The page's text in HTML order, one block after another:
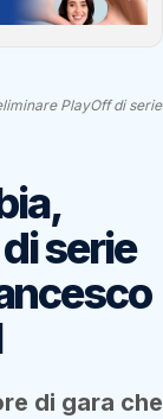
PlayOff di
serie
di gara che